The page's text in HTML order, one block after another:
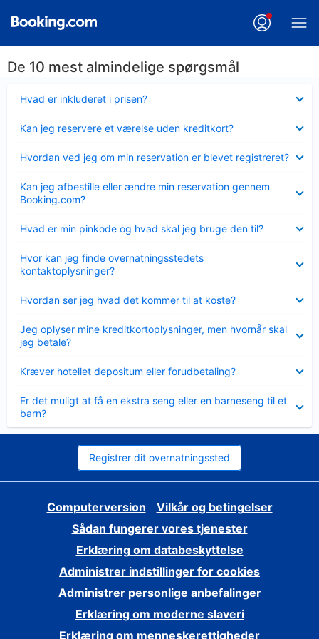
De 10 mest almindelige spørgsmål
Hvad er inkluderet i prisen?
Kan jeg reservere et værelse uden kreditkort?
Hvordan ved jeg om min reservation er blevet registreret?
Kan jeg afbestille eller ændre min reservation gennem
Booking.com?
Hvad er min pinkode og hvad skal jeg bruge den til?
Hvor kan jeg finde overnatningsstedets
kontaktoplysninger?
Hvordan ser jeg hvad det kommer til at koste?
Jeg oplyser mine kreditkortoplysninger, men hvornår skal
jeg betale?
Kræver hotellet depositum eller forudbetaling?
Er det muligt at få en ekstra seng eller en barneseng til et
barn?
Registrer dit overnatningssted
Computerversion
Vilkår og betingelser
Sådan fungerer vores tjenester
Erklæring om databeskyttelse
Administrer indstillinger for cookies
Administrer personlige anbefalinger
Erklæring om moderne slaveri
Erklæring om menneskerettigheder